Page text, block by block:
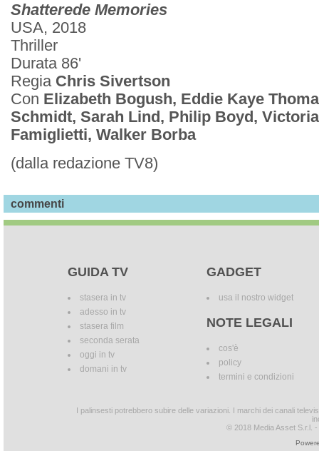
Shatterede Memories
USA, 2018
Thriller
Durata 86'
Regia Chris Sivertson
Con Elizabeth Bogush, Eddie Kaye
Schmidt, Sarah Lind, Philip Boyd,
Famiglietti, Walker Borba
(dalla redazione TV8)
commenti
GUIDA TV
stasera in tv
adesso in tv
stasera film
seconda serata
oggi in tv
domani in tv
GADGET
usa il nostro widget
NOTE LEGALI
cos'è
policy
termini e condizioni
I palinsesti potrebbero subire delle variazioni. I marchi dei canali
© 2018 Media Asset S.r.l.